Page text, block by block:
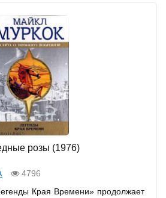
розы (1976)
4796
Края Времени» продолжает